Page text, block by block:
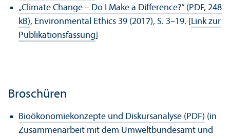
„Climate Change – Do I Make a Difference?“ (PDF, 248
kB), Environmental Ethics 39 (2017), S. 3–19. [ Link zur
Publikations­fassung
Broschüren
Bioökonomiekonzepte und Diskursanalyse (PDF) (in
Zusammenarbeit mit dem Umweltbundes­amt und